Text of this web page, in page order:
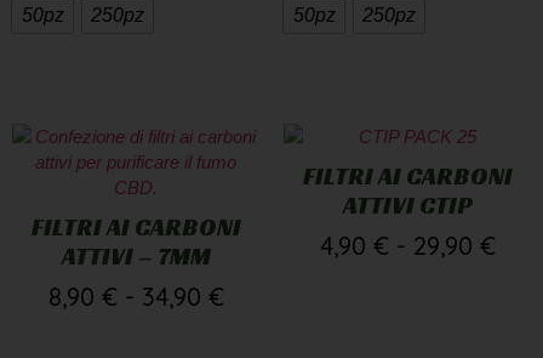
50pz 250pz 50pz 250pz
FILTRI AI CARBONI
ATTIVI – 7MM
8,90 € - 34,90 €
FILTRI AI CARBONI
ATTIVI CTIP
4,90 € - 29,90 €